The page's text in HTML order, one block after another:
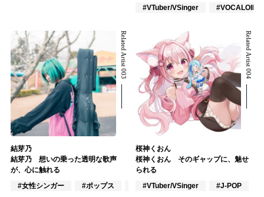
#VTuber/VSinger
#VOCALOID
Related Artist 003
結芽乃
結芽乃 想いの乗った透明な歌声
が、心に触れる
#女性シンガー
#ポップス #フォーク
Related Artist 004
桜神くおん
桜神くおん そのギャップに、魅せ
られる
#VTuber/VSinger
#J-POP